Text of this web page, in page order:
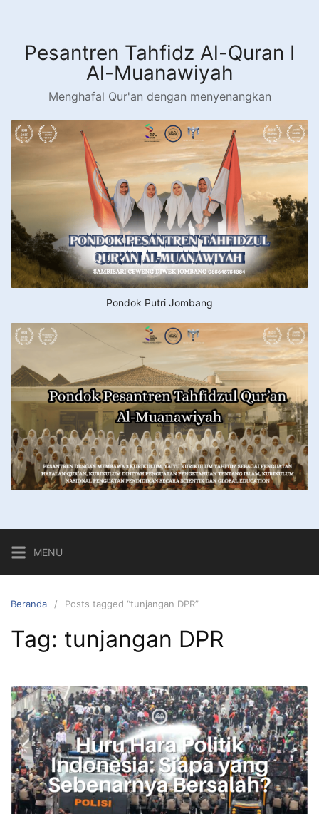
kontenPesantren Tahfidz Al-Quran I
Al-Muanawiyah
Menghafal Qur'an dengan menyenangkan
Pondok Putri Jombang
MENU
Beranda Posts tagged “tunjangan DPR”
Tag: tunjangan DPR